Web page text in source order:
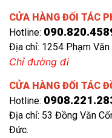
CỬA HÀNG ĐỐI TÁC
Hotline:
Địa chỉ: 1254 Phạm
Chỉ đường đi
CỬA HÀNG ĐỐI TÁC
Hotline:
Địa chỉ: 53 Đồng Văn
Đức.